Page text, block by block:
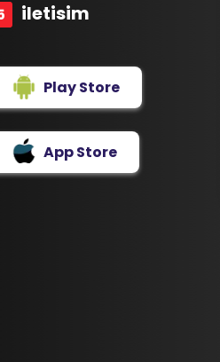
iletisim
Play Store
App Store